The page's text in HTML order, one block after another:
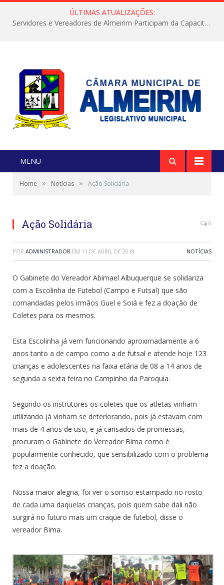
ÚLTIMAS ATUALIZAÇÕES:
Servidores e Vereadores de Almeirim Participam da Capacitação “Orientar é a Nossa Missão”
MENU
Home » Notícias » Ação Solidária
Ação Solidária 0
POR ADMINISTRADOR EM 11 DE ABRIL DE 2018 NOTÍCIAS
O Gabinete do Vereador Abimael Albuquerque se solidariza
com a Escolinha de Futebol (Campo e Futsal) que são
comandadas pelos irmãos Guel e Soiá e fez a doação de
Coletes para os mesmos.
Esta Escolinha já vem funcionando aproximadamente a 6
anos tanto a de campo como a de futsal e atende hoje 123
crianças e adolescentes na faixa etária de 08 a 14 anos de
segunda a sexta feira no Campinho da Paroquia.
Segundo os instrutores os coletes que os atletas vinham
utilizando já vinham se deteriorando, pois já estavam com
mais de 4 anos de uso, e já cansados de promessas,
procuram o Gabinete do Vereador Bima como é
popularmente conhecido, que sensibilizado com o problema
fez a doação.
Nossa maior alegria, foi ver o sorriso estampado no rosto
de cada uma daquelas crianças, pois quem sabe dali não
surgirá no futuro mais um craque de futebol, disse o
vereador Bima.